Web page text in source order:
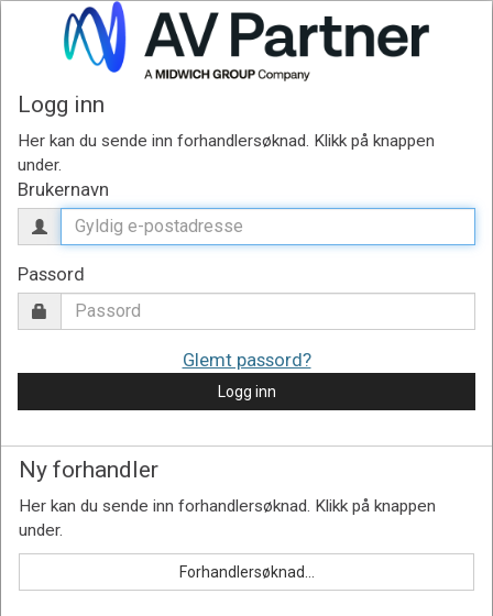
Logg inn
Brukernavn
Passord
Glemt passord?
Logg inn
Ny forhandler